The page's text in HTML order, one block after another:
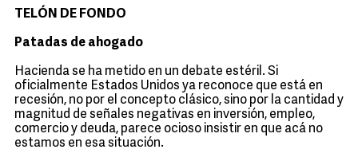
TELÓN DE FONDO
Patadas de ahogado
Hacienda se ha metido en un debate estéril. Si
oficialmente Estados Unidos ya reconoce que está en
recesión, no por el concepto clásico, sino por la cantidad y
magnitud de señales negativas en inversión, empleo,
comercio y deuda, parece ocioso insistir en que acá no
estamos en esa situación.